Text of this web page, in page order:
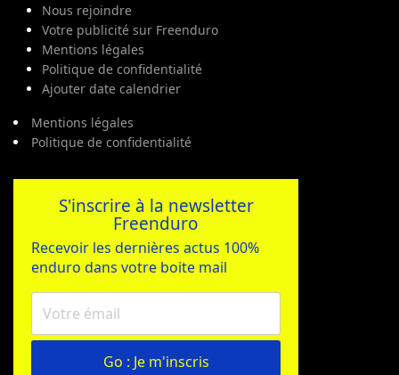
Nous rejoindre
Votre publicité sur Freenduro
Mentions légales
Politique de confidentialité
Ajouter date calendrier
Mentions légales
Politique de confidentialité
S'inscrire à la newsletter
Freenduro
Recevoir les dernières actus 100%
enduro dans votre boite mail
Go : Je m'inscris